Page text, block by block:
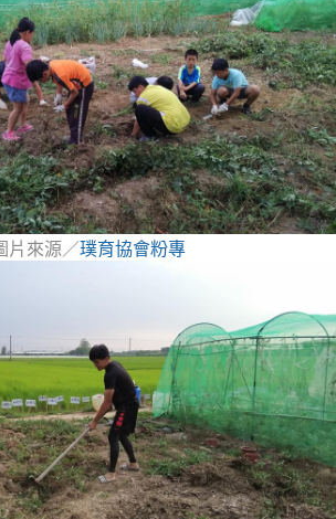
片來源／璞育協會粉專